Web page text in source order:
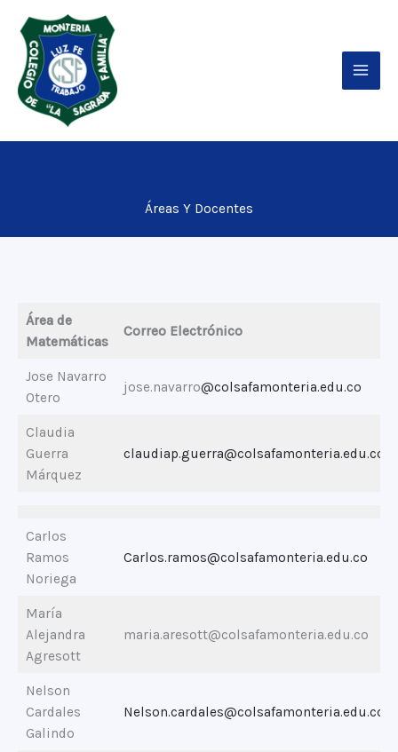
contenido
Áreas Y Docentes
Área de
Matemáticas
Correo Electrónico
Jose Navarro
Otero
jose.navarro@colsafamonteria.edu.co
Claudia
Guerra
Márquez
claudiap.guerra@colsafamonteria.edu.co
Carlos
Ramos
Noriega
Carlos.ramos@colsafamonteria.edu.co
María
Alejandra
Agresott
maria.aresott@colsafamonteria.edu.co
Nelson
Cardales
Galindo
Nelson.cardales@colsafamonteria.edu.co